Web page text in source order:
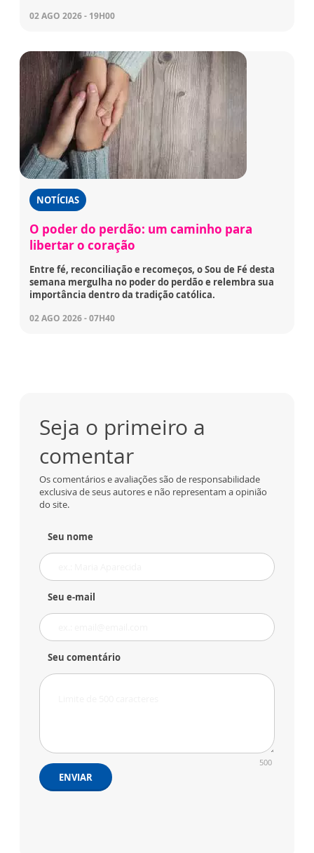
02 AGO 2026 - 19H00
NOTÍCIAS
O poder do perdão: um caminho para
libertar o coração
Entre fé, reconciliação e recomeços, o Sou de Fé desta
semana mergulha no poder do perdão e relembra sua
importância dentro da tradição católica.
02 AGO 2026 - 07H40
Seja o primeiro a
comentar
Os comentários e avaliações são de responsabilidade
exclusiva de seus autores e não representam a opinião
do site.
Seu nome
Seu e-mail
Seu comentário
500
ENVIAR